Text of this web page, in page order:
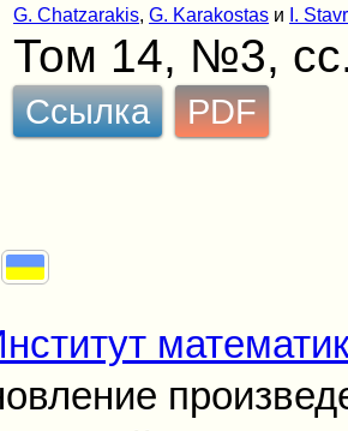
G. Chatzarakis,G. Karakostas и I.
Том 14, №3,
Ссылка PDF